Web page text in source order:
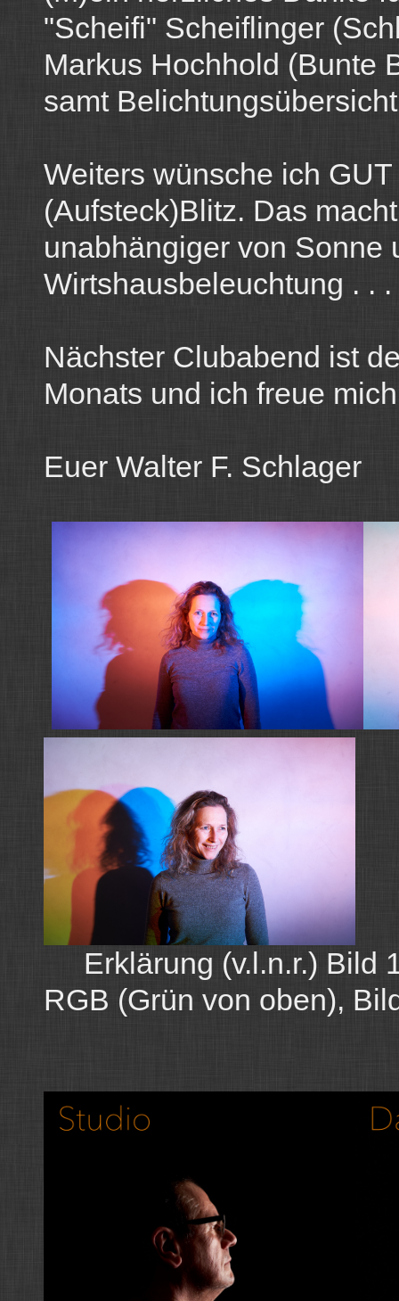
"Scheifi" Scheiflinger
Markus Hochhold (Bunte
samt
Weiters wünsche ich
(Aufsteck)Blitz. Das
unabhängiger von Sonne
Wirtshausbeleuchtung . . .
Nächster Clubabend ist
Monats und ich freue
Euer Walter F. Schlager
Erklärung (v.l.n.r.) Bild
RGB (Grün von oben),